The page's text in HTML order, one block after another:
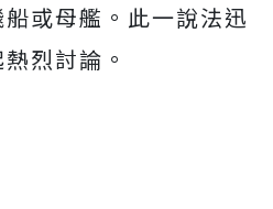
或母艦。此一說法迅
烈討論。